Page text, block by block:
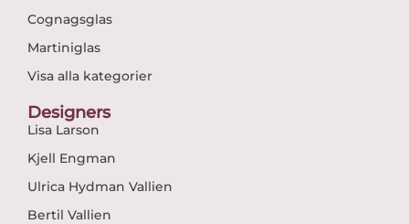
Cognagsglas
Martiniglas
Visa alla kategorier
Designers
Lisa Larson
Kjell Engman
Ulrica Hydman Vallien
Bertil Vallien